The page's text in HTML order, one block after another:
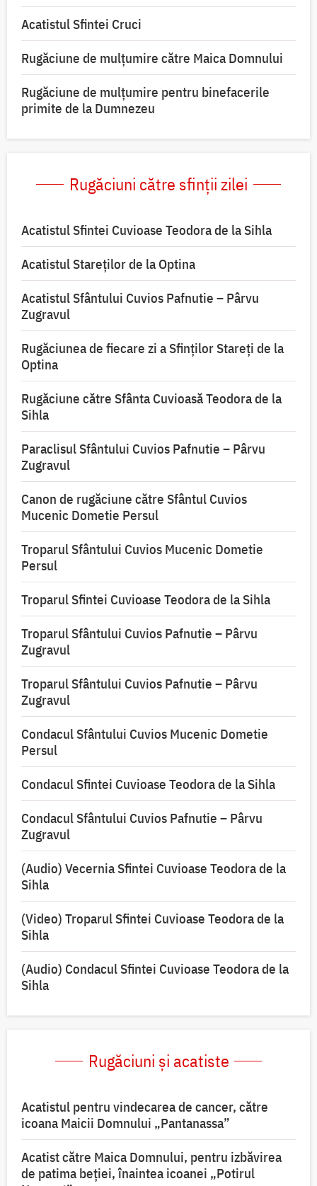
Acatistul Sfintei Cruci
Rugăciune de mulţumire către Maica Domnului
Rugăciune de mulțumire pentru binefacerile
primite de la Dumnezeu
Rugăciuni către sfinții zilei
Acatistul Sfintei Cuvioase Teodora de la Sihla
Acatistul Stareţilor de la Optina
Acatistul Sfântului Cuvios Pafnutie – Pârvu
Zugravul
Rugăciunea de fiecare zi a Sfinților Stareți de la
Optina
Rugăciune către Sfânta Cuvioasă Teodora de la
Sihla
Paraclisul Sfântului Cuvios Pafnutie – Pârvu
Zugravul
Canon de rugăciune către Sfântul Cuvios
Mucenic Dometie Persul
Troparul Sfântului Cuvios Mucenic Dometie
Persul
Troparul Sfintei Cuvioase Teodora de la Sihla
Troparul Sfântului Cuvios Pafnutie – Pârvu
Zugravul
Troparul Sfântului Cuvios Pafnutie – Pârvu
Zugravul
Condacul Sfântului Cuvios Mucenic Dometie
Persul
Condacul Sfintei Cuvioase Teodora de la Sihla
Condacul Sfântului Cuvios Pafnutie – Pârvu
Zugravul
(Audio) Vecernia Sfintei Cuvioase Teodora de la
Sihla
(Video) Troparul Sfintei Cuvioase Teodora de la
Sihla
(Audio) Condacul Sfintei Cuvioase Teodora de la
Sihla
Rugăciuni și acatiste
Acatistul pentru vindecarea de cancer, către
icoana Maicii Domnului „Pantanassa”
Acatist către Maica Domnului, pentru izbăvirea
de patima beției, înaintea icoanei „Potirul